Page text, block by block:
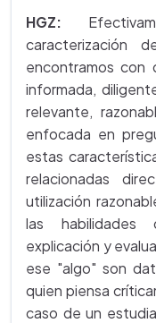
HGZ:
caracterización
encontramos con
informada,
relevante,
enfocada en
estas
relacionadas
utilización
las habilidades
explicación y
ese "algo" son
quien piensa
caso de un